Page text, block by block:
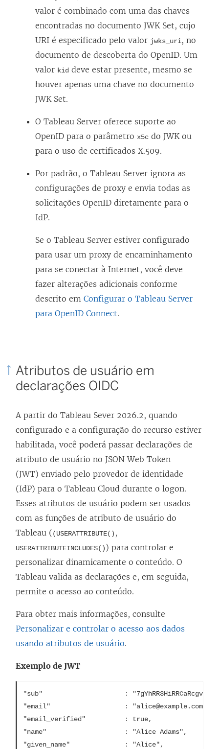
a
n
e
l
a
)
valor é combinado com uma das chaves
encontradas no documento JWK Set, cujo
URI é especificado pelo valor jwks_uri, no
documento de descoberta do OpenID. Um
valor kid deve estar presente, mesmo se
houver apenas uma chave no documento
JWK Set.
O Tableau Server oferece suporte ao
OpenID para o parâmetro x5c do JWK ou
para o uso de certificados X.509.
Por padrão, o Tableau Server ignora as
configurações de proxy e envia todas as
solicitações OpenID diretamente para o
IdP.
Se o Tableau Server estiver configurado
para usar um proxy de encaminhamento
para se conectar à Internet, você deve
fazer alterações adicionais conforme
descrito em Configurar o Tableau Server
para OpenID Connect.
Atributos de usuário em
declarações OIDC
A partir do Tableau Sever 2026.2, quando
configurado e a configuração do recurso estiver
habilitada, você poderá passar declarações de
atributo de usuário no JSON Web Token
(JWT) enviado pelo provedor de identidade
(IdP) para o Tableau Cloud durante o logon.
Esses atributos de usuário podem ser usados
com as funções de atributo de usuário do
Tableau ((USERATTRIBUTE() ,
USERATTRIBUTEINCLUDES()) para controlar e
personalizar dinamicamente o conteúdo. O
Tableau valida as declarações e, em seguida,
permite o acesso ao conteúdo.
Para obter mais informações, consulte
Personalizar e controlar o acesso aos dados
usando atributos de usuário.
Exemplo de JWT
"sub"                     :
"email"                   : "alice@example.com",
"email_verified"          : true,
"name"                    : "Alice Adams",
"given_name"              : "Alice",